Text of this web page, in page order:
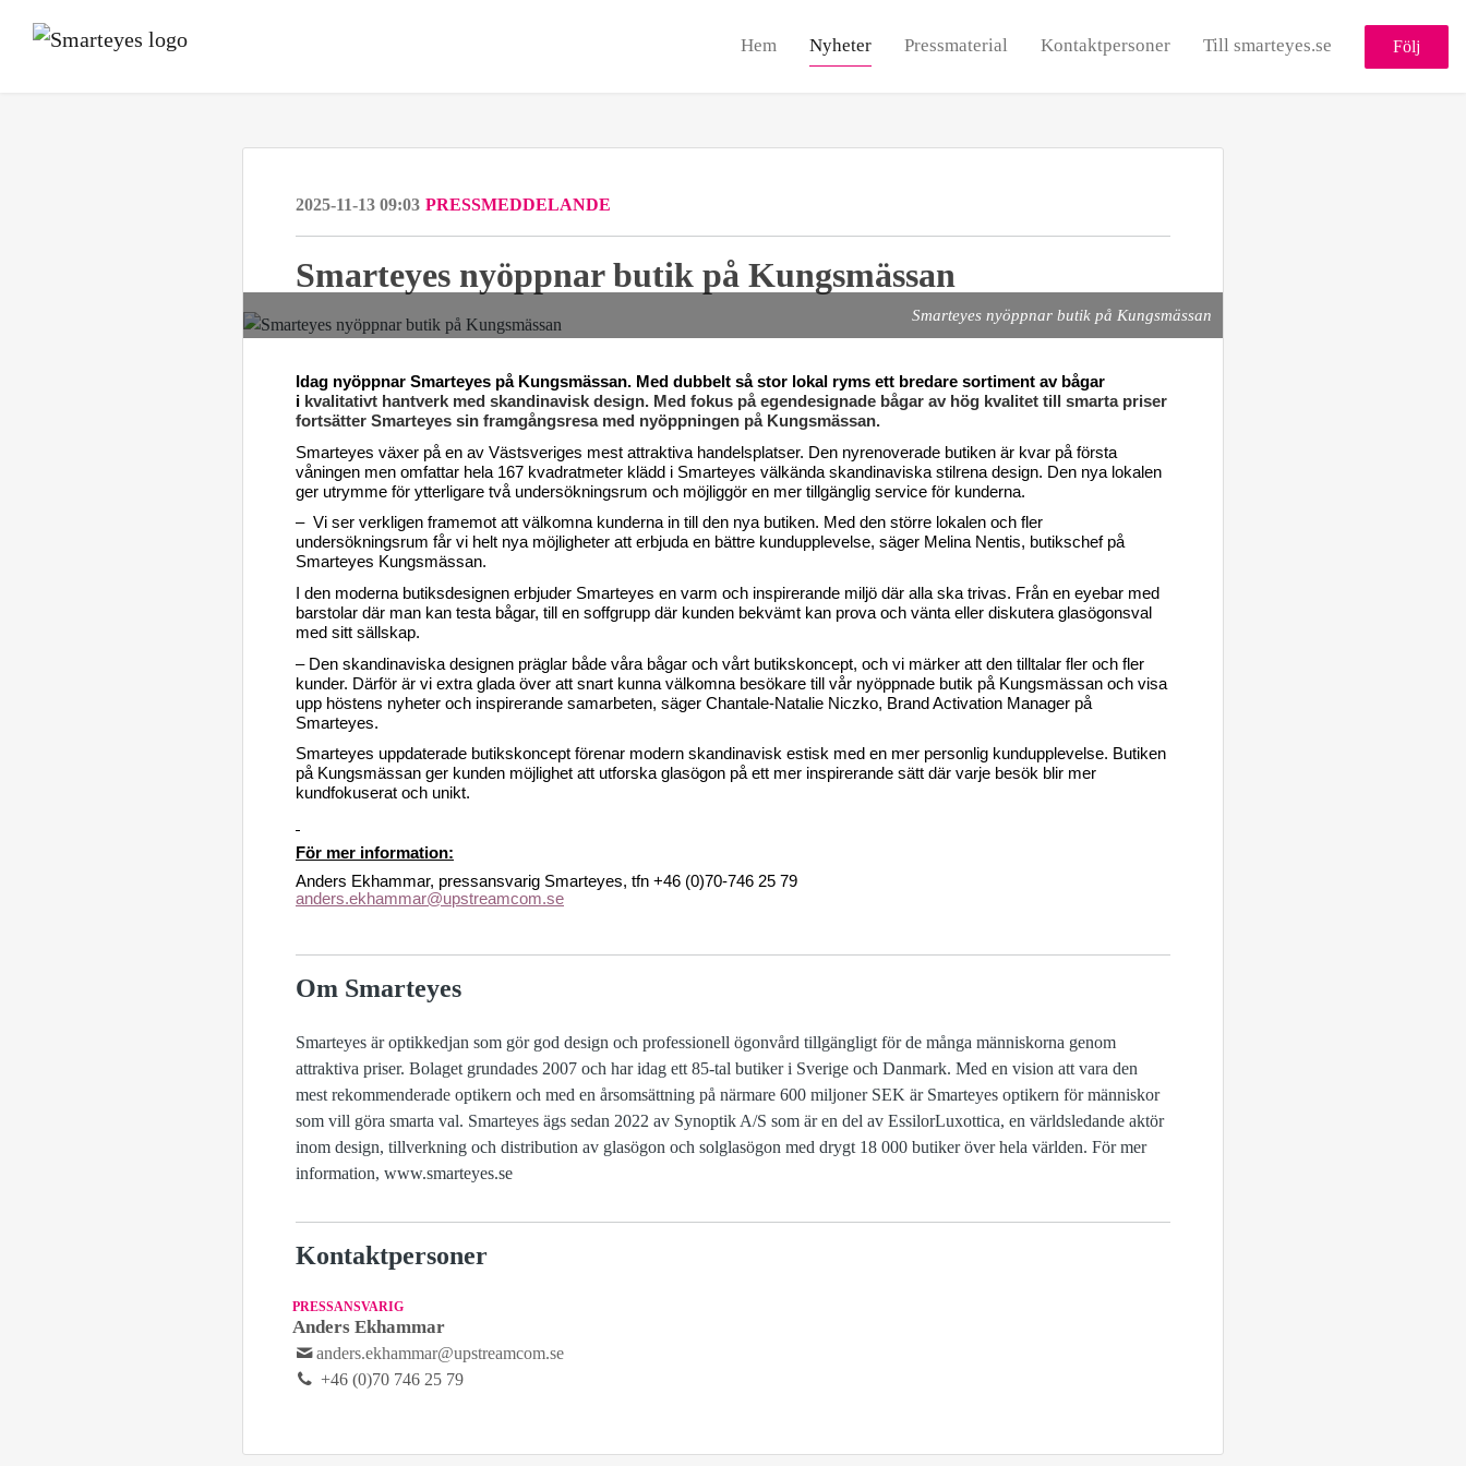
Hem Nyheter Pressmaterial Kontaktpersoner Till smarteyes.se Följ
2025-11-13 09:03 PRESSMEDDELANDE
Smarteyes nyöppnar butik på Kungsmässan
Smarteyes nyöppnar butik på Kungsmässan
Idag nyöppnar Smarteyes på Kungsmässan. Med dubbelt så stor lokal ryms ett bredare sortiment av bågar
i kvalitativt hantverk med skandinavisk design. Med fokus på egendesignade bågar av hög kvalitet till smarta priser
fortsätter Smarteyes sin framgångsresa med nyöppningen på Kungsmässan.
Smarteyes växer på en av Västsveriges mest attraktiva handelsplatser. Den nyrenoverade butiken är kvar på första
våningen men omfattar hela 167 kvadratmeter klädd i Smarteyes välkända skandinaviska stilrena design. Den nya lokalen
ger utrymme för ytterligare två undersökningsrum och möjliggör en mer tillgänglig service för kunderna.
– Vi ser verkligen framemot att välkomna kunderna in till den nya butiken. Med den större lokalen och fler
undersökningsrum får vi helt nya möjligheter att erbjuda en bättre kundupplevelse, säger Melina Nentis, butikschef på
Smarteyes Kungsmässan.
I den moderna butiksdesignen erbjuder Smarteyes en varm och inspirerande miljö där alla ska trivas. Från en eyebar med
barstolar där man kan testa bågar, till en soffgrupp där kunden bekvämt kan prova och vänta eller diskutera glasögonsval
med sitt sällskap.
– Den skandinaviska designen präglar både våra bågar och vårt butikskoncept, och vi märker att den tilltalar fler och fler
kunder. Därför är vi extra glada över att snart kunna välkomna besökare till vår nyöppnade butik på Kungsmässan och visa
upp höstens nyheter och inspirerande samarbeten, säger Chantale-Natalie Niczko, Brand Activation Manager på
Smarteyes.
Smarteyes uppdaterade butikskoncept förenar modern skandinavisk estisk med en mer personlig kundupplevelse. Butiken
på Kungsmässan ger kunden möjlighet att utforska glasögon på ett mer inspirerande sätt där varje besök blir mer
kundfokuserat och unikt.
För mer information:
Anders Ekhammar, pressansvarig Smarteyes, tfn +46 (0)70-746 25 79
anders.ekhammar@upstreamcom.se
Om Smarteyes
Smarteyes är optikkedjan som gör god design och professionell ögonvård tillgängligt för de många människorna genom
attraktiva priser. Bolaget grundades 2007 och har idag ett 85-tal butiker i Sverige och Danmark. Med en vision att vara den
mest rekommenderade optikern och med en årsomsättning på närmare 600 miljoner SEK är Smarteyes optikern för människor
som vill göra smarta val. Smarteyes ägs sedan 2022 av Synoptik A/S som är en del av EssilorLuxottica, en världsledande aktör
inom design, tillverkning och distribution av glasögon och solglasögon med drygt 18 000 butiker över hela världen. För mer
information, www.smarteyes.se
Kontaktpersoner
PRESSANSVARIG
Anders Ekhammar
anders.ekhammar@upstreamcom.se
+46 (0)70 746 25 79